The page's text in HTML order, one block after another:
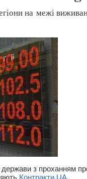
на межі
з проханням
Контракти.UA.